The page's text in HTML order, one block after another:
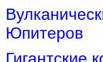
Юпитеров